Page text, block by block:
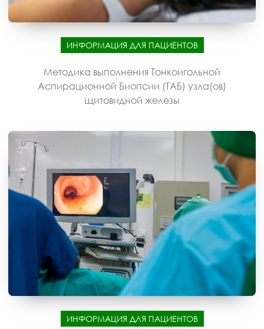
ИНФОРМАЦИЯ ДЛЯ ПАЦИЕНТОВ
Методика выполнения Тонкоигольной
Аспирационной Биопсии (ТАБ) узла(ов)
щитовидной железы
ИНФОРМАЦИЯ ДЛЯ ПАЦИЕНТОВ